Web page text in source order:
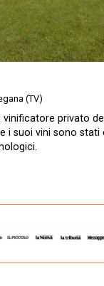
(TV)
privato
i suoi vini sono stati